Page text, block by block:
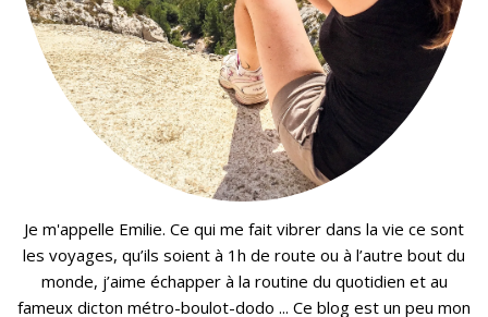
Je m'appelle Emilie. Ce qui me fait vibrer dans la vie ce sont
les voyages, qu’ils soient à 1h de route ou à l’autre bout du
monde, j’aime échapper à la routine du quotidien et au
fameux dicton métro-boulot-dodo ... Ce blog est un peu mon